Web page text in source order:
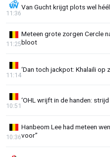
Van Gucht krijgt plots wel
11:36
Meteen grote zorgen Cercle
bloot
11:25
‘Dan toch jackpot: Khalaili op
11:14
‘OHL wrijft in de handen:
10:51
Hanbeom Lee had meteen
voor”
10:36